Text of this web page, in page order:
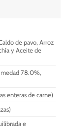
de pavo, Arroz
y Aceite de
78.0%,
enteras de carne)
e